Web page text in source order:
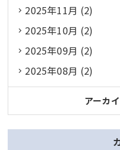
2025年11月 (2)
2025年10月 (2)
2025年09月 (2)
2025年08月 (2)
アーカ